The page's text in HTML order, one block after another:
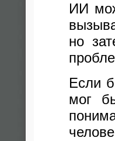
ИИ
но
Если
мог